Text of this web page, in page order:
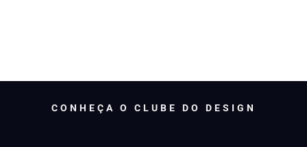
CONHEÇA O CLUBE DO DESIGN